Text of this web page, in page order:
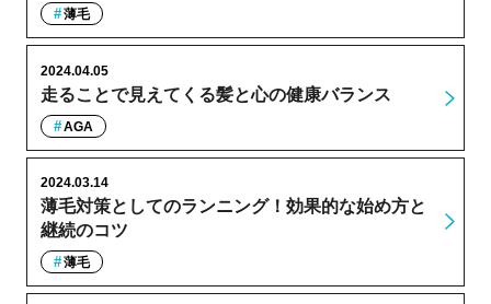
薄毛
走ることで見えてくる髪と心の健康バランス
2024.04.05
AGA
薄毛対策としてのランニング！効果的な始め方と
継続のコツ
2024.03.14
薄毛